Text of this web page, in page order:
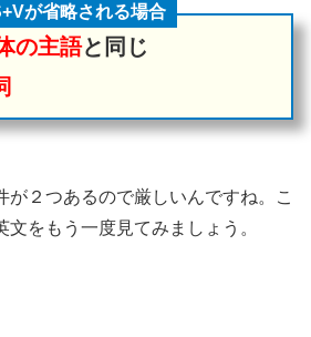
が省略される場合
の主語と同じ
が２つあるので厳しいんですね。こ
文をもう一度見てみましょう。